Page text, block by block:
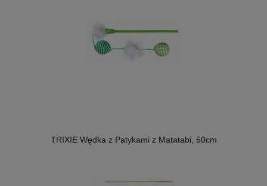
TRIXIE Wędka z Patykami z Matatabi, 50cm